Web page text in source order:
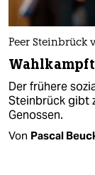
Peer Steinbrück
Der frühere
Steinbrück gibt
Genossen.
Von Pascal